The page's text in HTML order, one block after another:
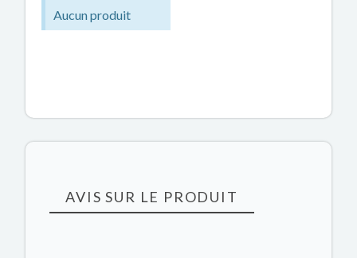
Aucun produit
AVIS SUR LE PRODUIT